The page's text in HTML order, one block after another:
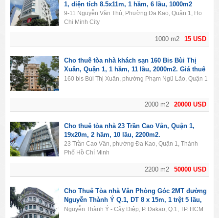
15 USD
1000 m2
1, diện tích 8.5x11m, 1 hầm, 6 lầu, 1000m2
9-11 Nguyễn Văn Thủ, Phường Đa Kao, Quận 1, Ho
Chi Minh City
20000 USD
2000 m2
Cho thuê tòa nhà khách sạn 160 Bis Bùi Thị
Xuân, Quận 1, 1 hầm, 11 lầu, 2000m2. Giá thuê
20.000$/tháng.
160 bis Bùi Thị Xuân, phường Phạm Ngũ Lão, Quận 1
50000 USD
2200 m2
Cho thuê tòa nhà 23 Trần Cao Vân, Quận 1,
19x20m, 2 hầm, 10 lầu, 2200m2.
23 Trần Cao Vân, phường Đa Kao, Quận 1, Thành
Phố Hồ Chí Minh
Cho Thuê Tòa nhà Văn Phòng Góc 2MT đường
Nguyễn Thành Ý Q.1, DT 8 x 15m, 1 trệt 5 lầu,
Giá 4700usd
Nguyễn Thành Ý - Cây Điệp, P. Đakao, Q.1, TP. HCM